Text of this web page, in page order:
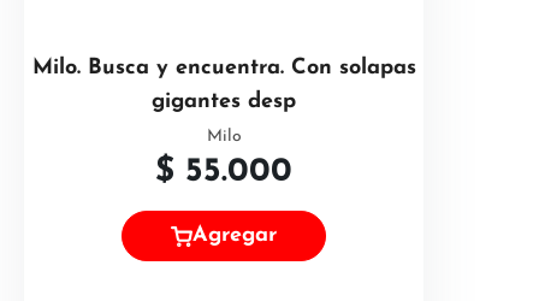
Milo. Busca y encuentra. Con solapas
gigantes desp
Milo
$ 55.000
Agregar